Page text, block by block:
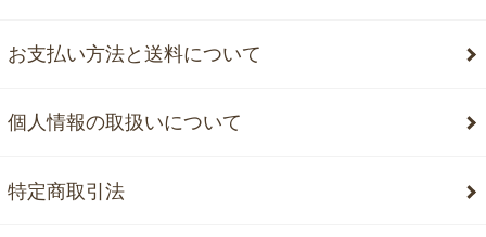
お支払い方法と送料について
個人情報の取扱いについて
特定商取引法